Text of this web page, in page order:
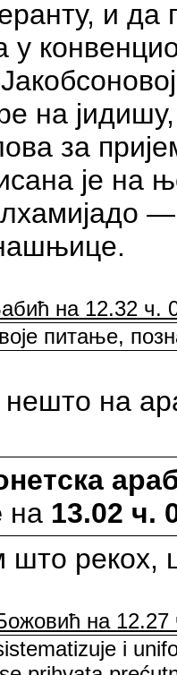
и
у
на
за
је
—
на 12.32 ч.
питање,
на
на 13.02 ч.
што
на 12.27
i